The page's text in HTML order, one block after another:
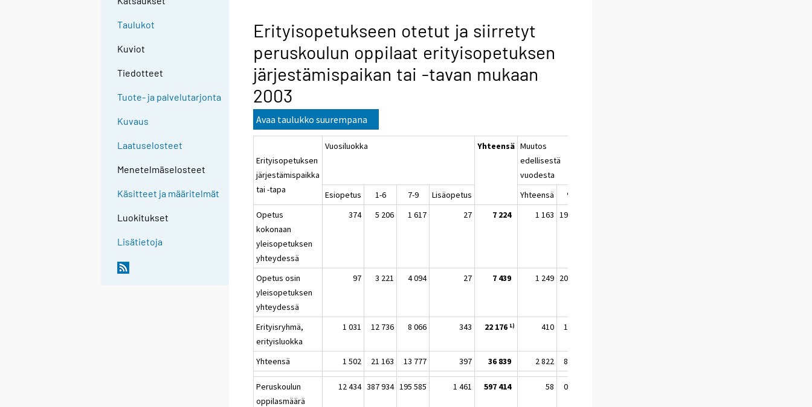
Taulukot
Kuviot
Tiedotteet
Tuote- ja palvelutarjonta
Kuvaus
Laatuselosteet
Menetelmäselosteet
Käsitteet ja määritelmät
Luokitukset
Lisätietoja
Erityisopetukseen otetut ja siirretyt
peruskoulun oppilaat erityisopetuksen
järjestämispaikan tai -tavan mukaan
2003
Avaa taulukko suurempana
Erityisopetuksen
järjestämispaikka
tai -tapa
Vuosiluokka Yhteensä Muutos
edellisestä
vuodesta
Esiopetus
1-6 7-9 Lisäopetus Yhteensä
%
Opetus
kokonaan
yleisopetuksen
yhteydessä
374 5 206 1 617 27 7 224 1 163 19,2
Opetus osin
yleisopetuksen
yhteydessä
97 3 221 4 094 27 7 439 1 249 20,2
Erityisryhmä,
erityisluokka
1 031 12 736 8 066 343 22 176 1) 410 1,9
Yhteensä 1 502 21 163 13 777 397 36 839 2 822 8,3
Peruskoulun
oppilasmäärä
12 434 387 934 195 585 1 461 597 414 58 0,0